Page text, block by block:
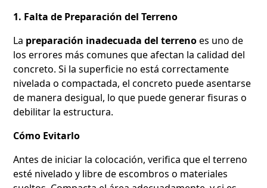
1. Falta de Preparación del Terreno
La preparación inadecuada del terrenoes uno de
los errores más comunes que afectan la calidad del
concreto. Si la superficie no está correctamente
nivelada o compactada, el concreto puede asentarse
de manera desigual, lo que puede generar fisuras o
debilitar la estructura.
Cómo Evitarlo
Antes de iniciar la colocación, verifica que el terreno
esté nivelado y libre de escombros o materiales